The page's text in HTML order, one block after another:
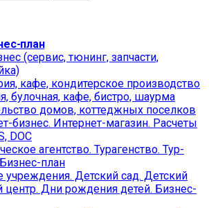
план
(сервис, тюнинг, запчасти,
кафе, кондитерское производство
булочная, кафе, бистро, шаурма
домов, коттеджных поселков
бизнес. Интернет-магазин. Расчеты
DOC
агентство. Турагенство. Тур-
план
учреждения. Детский сад. Детский
центр. Дни рождения детей. Бизнес-